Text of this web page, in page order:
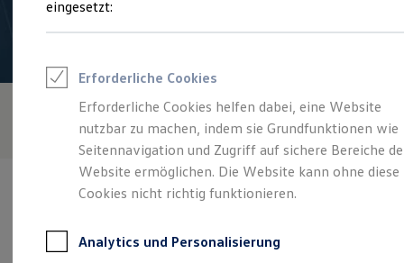
Kühlfahrzeuge
ONE Business ID Vorteile
Fahrzeugsuche & Marktplatz
Fahrzeugsuche
Fahrzeuge online kaufen
Digitaler Marktplatz
Kauf & Finanzierung
Online-Fahrzeugbewertung
Aktionen & Angebote
Für Gewerbekunden
Verantwortlich für die Inhalte auf dieser Seite ist die Autohaus
eingesetzt:
Erforderliche Cookies
Erforderliche Cookies helfen dabei, eine Website
nutzbar zu machen, indem sie Grundfunktionen wie
Seitennavigation und Zugriff auf sichere Bereiche
Website ermöglichen. Die Website kann ohne diese
Cookies nicht richtig funktionieren.
Analytics und Personalisierung